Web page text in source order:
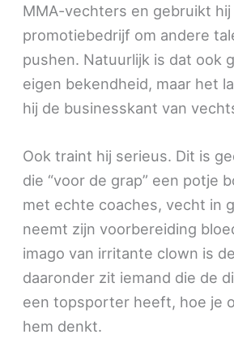
MMA-vechters en gebruikt hij
promotiebedrijf om andere
pushen. Natuurlijk is dat ook
eigen bekendheid, maar het
hij de businesskant van
Ook traint hij serieus. Dit is
die “voor de grap” een potje
met echte coaches, vecht in
neemt zijn voorbereiding
imago van irritante clown is
daaronder zit iemand die de
een topsporter heeft, hoe je
hem denkt.